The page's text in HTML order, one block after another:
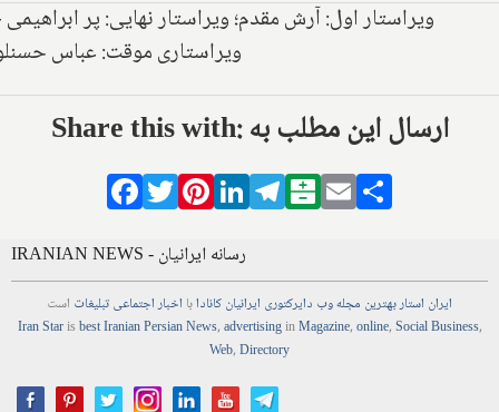
ویراستار اول: آرش مقدم؛ ویراستار نهایی: پر
ویراستاری موقت: عباس
Share this with: ارسال این مطلب به
Facebook
TwitterPinterestLinkedIn
Telegram
Balatarin
Email
IRANIAN NEWS - رسانه ایرانیان
ایران استاربهترین مجلهوب دایرکتوری ایرانیان کانادابا اخباراجتماعیتبلیغات است
Iran Starisbest Iranian PersianNews,advertisinginMagazine,online,Social Business,
Web,Directory